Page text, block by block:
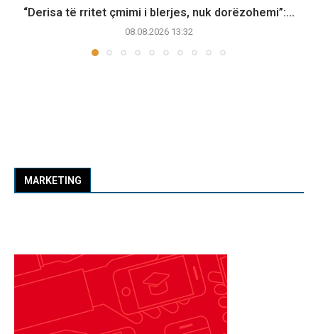
“Derisa të rritet çmimi i blerjes, nuk dorëzohemi”:...
08.08.2026 13:32
MARKETING